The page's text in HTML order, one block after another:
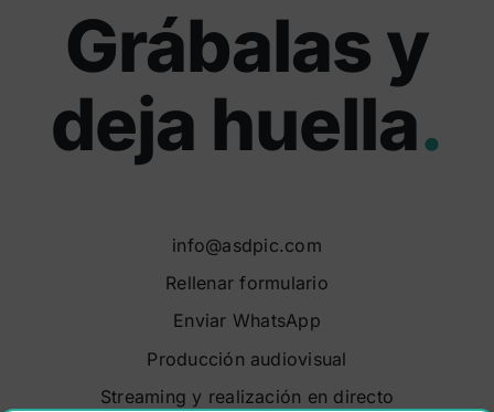
Grábalas y
deja huella.
info@asdpic.com
Rellenar formulario
Enviar WhatsApp
Producción audiovisual
Streaming y realización en directo